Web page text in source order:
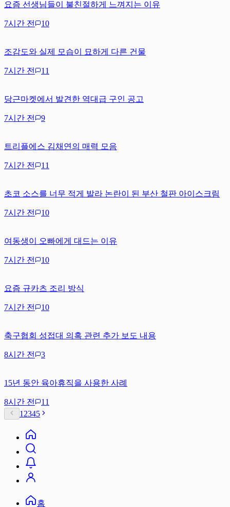
요즘 선생님들이 불친절하게 느껴지는 이유
7시간 전 10
조감도와 실제 모습이 묘하게 다른 건물
7시간 전 11
당근마켓에서 발견한 역대급 구인 공고
7시간 전 9
트리플에스 김채연의 매력 모음
7시간 전 11
초코 소스를 너무 적게 발라 논란이 된 부산 철판 아이스크림
7시간 전 10
여동생이 오빠에게 대드는 이유
7시간 전 10
요즘 규카츠 조리 방식
7시간 전 10
축구협회 성접대 의혹 관련 추가 보도 내용
8시간 전 3
15년 동안 육아휴직을 사용한 사례
8시간 전
11
1 2345
홈